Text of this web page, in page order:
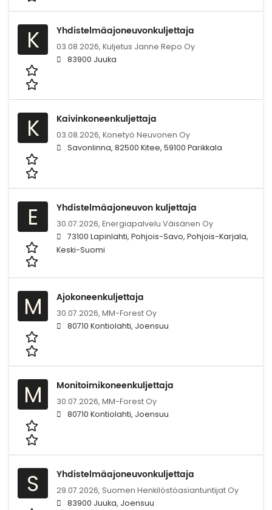
K Yhdistelmäajoneuvonkuljettaja
03.08.2026, Kuljetus Janne Repo Oy
83900 Juuka
K Kaivinkoneenkuljettaja
03.08.2026, Konetyö Neuvonen Oy
Savonlinna, 82500 Kitee, 59100 Parikkala
E Yhdistelmäajoneuvon kuljettaja
30.07.2026, Energiapalvelu Väisänen Oy
73100 Lapinlahti, Pohjois-Savo, Pohjois-Karjala,
Keski-Suomi
M Ajokoneenkuljettaja
30.07.2026, MM-Forest Oy
80710 Kontiolahti, Joensuu
M Monitoimikoneenkuljettaja
30.07.2026, MM-Forest Oy
80710 Kontiolahti, Joensuu
S Yhdistelmäajoneuvonkuljettaja
29.07.2026, Suomen Henkilöstöasiantuntijat Oy
83900 Juuka, Joensuu